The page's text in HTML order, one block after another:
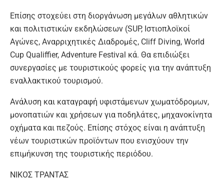
Επίσης στοχεύει στη διοργάνωση μεγάλων αθλητικών
και πολιτιστικών εκδηλώσεων (SUP, Ιστιοπλοϊκοί
Αγώνες, Αναρριχητικές Διαδρομές, Cliff Diving, World
Cup Qualiffier, Adventure Festival κά. Θα επιδιώξει
συνεργασίες με τουριστικούς φορείς για την ανάπτυξη
εναλλακτικού τουρισμού.
Ανάλυση και καταγραφή υφιστάμενων χωματόδρομων,
μονοπατιών και χρήσεων για ποδηλάτες, μηχανοκίνητα
οχήματα και πεζούς. Επίσης στόχος είναι η ανάπτυξη
νέων τουριστικών προϊόντων που ενισχύουν την
επιμήκυνση της τουριστικής περιόδου.
ΝΙΚΟΣ ΤΡΑΝΤΑΣ